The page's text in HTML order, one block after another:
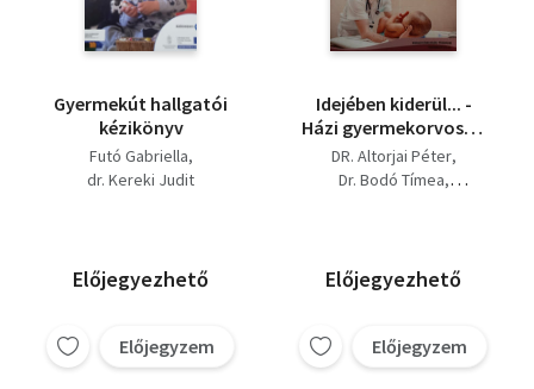
Gyermekút hallgatói
kézikönyv
Futó Gabriella
dr. Kereki Judit
Előjegyezhető
Előjegyzem
Idejében kiderül... -
Házi gyermekorvosok
és vegyes praxisú
háziorvosok komplex
DR. Altorjai Péter
Dr. Bodó Tímea
Orosz Katalin
Tóth Anikó
Előjegyezhető
Előjegyzem